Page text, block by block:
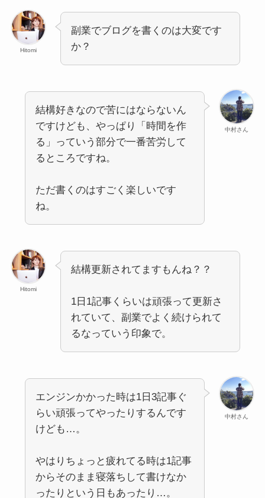
Hitomi
副業でブログを書くのは大変です
か？
中村さん
結構好きなので苦にはならないん
ですけども、やっぱり「時間を作
る」っていう部分で一番苦労して
るところですね。
ただ書くのはすごく楽しいです
ね。
Hitomi
結構更新されてますもんね？？
1日1記事くらいは頑張って更新さ
れていて、副業でよく続けられて
るなっていう印象で。
中村さん
エンジンかかった時は1日3記事ぐ
らい頑張ってやったりするんです
けども…。
やはりちょっと疲れてる時は1記事
からそのまま寝落ちして書けなか
ったりという日もあったり…。